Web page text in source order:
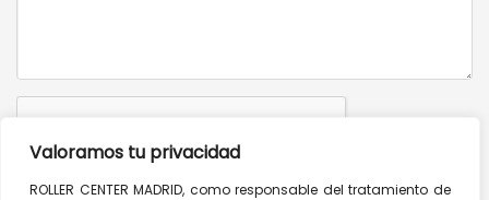
Valoramos tu privacidad
ROLLER CENTER MADRID, como responsable del tratamiento de